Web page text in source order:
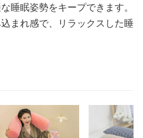
睡眠姿勢をキープできます。
まれ感で、リラックスした睡